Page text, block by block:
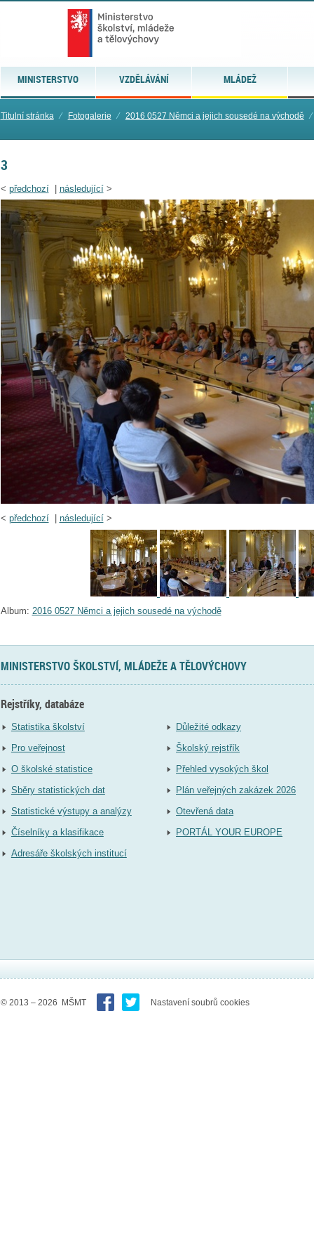
MINISTERSTVO VZDĚLÁVÁNÍ MLÁDEŽ
Titulní stránka ⁄ Fotogalerie ⁄ 2016 0527 Němci a jejich sousedé na východě ⁄
3
< předchozí| následující>
< předchozí| následující>
Album: 2016 0527 Němci a jejich sousedé na východě
MINISTERSTVO ŠKOLSTVÍ, MLÁDEŽE A TĚLOVÝCHOVY
Rejstříky, databáze
Statistika školství
Pro veřejnost
O školské statistice
Sběry statistických dat
Statistické výstupy a analýzy
Číselníky a klasifikace
Adresáře školských institucí
Důležité odkazy
Školský rejstřík
Přehled vysokých škol
Plán veřejných zakázek 2026
Otevřená data
PORTÁL YOUR EUROPE
© 2013 – 2026 MŠMT Nastavení soubrů cookies